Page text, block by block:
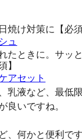
焼け対策に【必須
ュ
たときに。サッ
】
アセット
乳液など、最低
良いですね。
、何かと便利です